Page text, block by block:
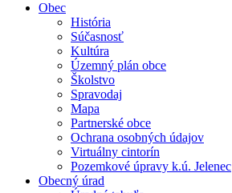
Obec
História
Súčasnosť
Kultúra
Územný plán obce
Školstvo
Spravodaj
Mapa
Partnerské obce
Ochrana osobných údajov
Virtuálny cintorín
Pozemkové úpravy k.ú. Jelenec
Obecný úrad